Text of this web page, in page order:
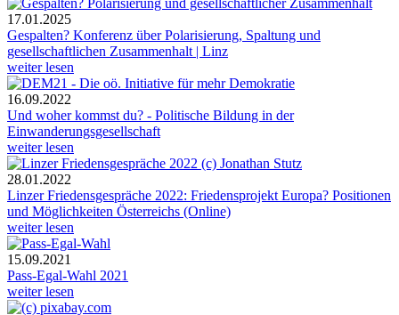
17.01.2025
Gespalten? Konferenz über Polarisierung, Spaltung und
gesellschaftlichen Zusammenhalt | Linz
weiter lesen
16.09.2022
Und woher kommst du? - Politische Bildung in der
Einwanderungsgesellschaft
weiter lesen
28.01.2022
Linzer Friedensgespräche 2022: Friedensprojekt Europa? Positionen
und Möglichkeiten Österreichs (Online)
weiter lesen
15.09.2021
Pass-Egal-Wahl 2021
weiter lesen